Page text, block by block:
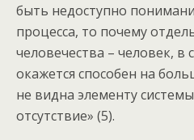
быть недоступно
процесса, то почему
человечества – человек, в
окажется способен на
не видна элементу
отсутствие» (5).